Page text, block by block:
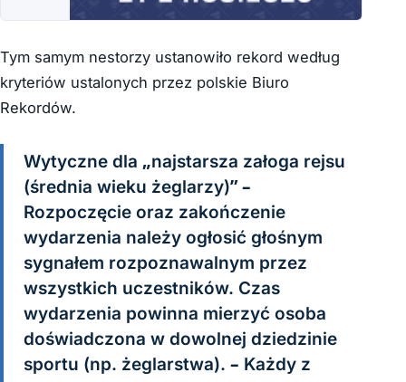
Tym samym nestorzy ustanowiło rekord według
kryteriów ustalonych przez polskie Biuro
Rekordów.
Wytyczne dla „najstarsza załoga rejsu
(średnia wieku żeglarzy)” –
Rozpoczęcie oraz zakończenie
wydarzenia należy ogłosić głośnym
sygnałem rozpoznawalnym przez
wszystkich uczestników. Czas
wydarzenia powinna mierzyć osoba
doświadczona w dowolnej dziedzinie
sportu (np. żeglarstwa). – Każdy z